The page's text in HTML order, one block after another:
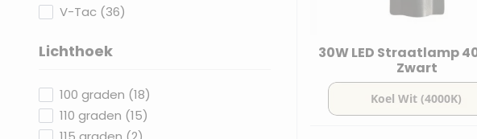
V-Tac (36products available
)
Lichthoek
100 graden (18products available
)
110 graden (15products available
)
products available
30W LED Straatlamp
Zwart